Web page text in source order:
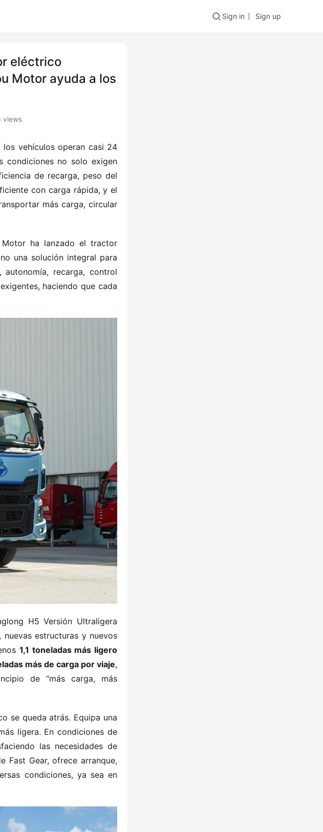
Sign in Sign up
eléctrico
Motor ayuda a los
views
vehículos operan casi 24
condiciones no solo exigen
de recarga, peso del
con carga rápida, y el
más carga, circular
Motor ha lanzado el tractor
una solución integral para
recarga, control
haciendo que cada
H5 Versión Ultraligera
estructuras y nuevos
​1,1 toneladas más ligero​
más de carga por viaje​​,
de “más carga, más
se queda atrás. Equipa una
ligera. En condiciones de
las necesidades de
Gear, ofrece arranque,
condiciones, ya sea en